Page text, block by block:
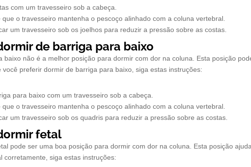
com um travesseiro sob a cabeça.
o travesseiro mantenha o pescoço alinhado com a coluna vertebral.
um travesseiro sob os joelhos para reduzir a pressão sobre as costas.
de barriga para baixo
baixo não é a melhor posição para dormir com dor na coluna. Esta posição
você preferir dormir de barriga para baixo, siga estas instruções:
para baixo com um travesseiro sob a cabeça.
o travesseiro mantenha o pescoço alinhado com a coluna vertebral.
um travesseiro sob os quadris para reduzir a pressão sobre as costas.
fetal
pode ser uma boa posição para dormir com dor na coluna. Esta posição
corretamente, siga estas instruções: